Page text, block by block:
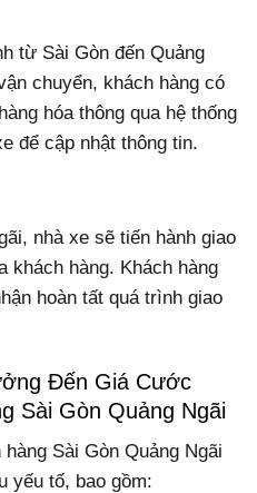
từ Sài Gòn đến Quảng
chuyển, khách hàng có
hóa thông qua hệ thống
để cập nhật thông tin.
nhà xe sẽ tiến hành giao
khách hàng. Khách hàng
hoàn tất quá trình giao
Đến Giá Cước
Sài Gòn Quảng Ngãi
Sài Gòn Quảng Ngãi
yếu tố, bao gồm: